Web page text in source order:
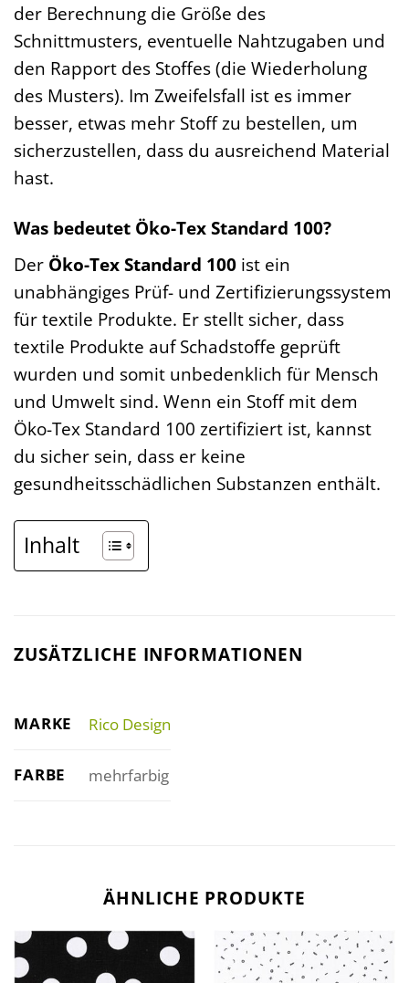
der Berechnung die Größe des
Schnittmusters, eventuelle Nahtzugaben und
den Rapport des Stoffes (die Wiederholung
des Musters). Im Zweifelsfall ist es immer
besser, etwas mehr Stoff zu bestellen, um
sicherzustellen, dass du ausreichend Material
hast.
Was bedeutet Öko-Tex Standard 100?
Der Öko-Tex Standard 100 ist ein
unabhängiges Prüf- und Zertifizierungssystem
für textile Produkte. Er stellt sicher, dass
textile Produkte auf Schadstoffe geprüft
wurden und somit unbedenklich für Mensch
und Umwelt sind. Wenn ein Stoff mit dem
Öko-Tex Standard 100 zertifiziert ist, kannst
du sicher sein, dass er keine
gesundheitsschädlichen Substanzen enthält.
Inhalt
ZUSÄTZLICHE INFORMATIONEN
MARKE Rico Design
FARBE mehrfarbig
ÄHNLICHE PRODUKTE